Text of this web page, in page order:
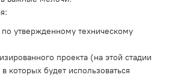
по утвержденному техническому
проекта (на этой стадии
которых будет использоваться